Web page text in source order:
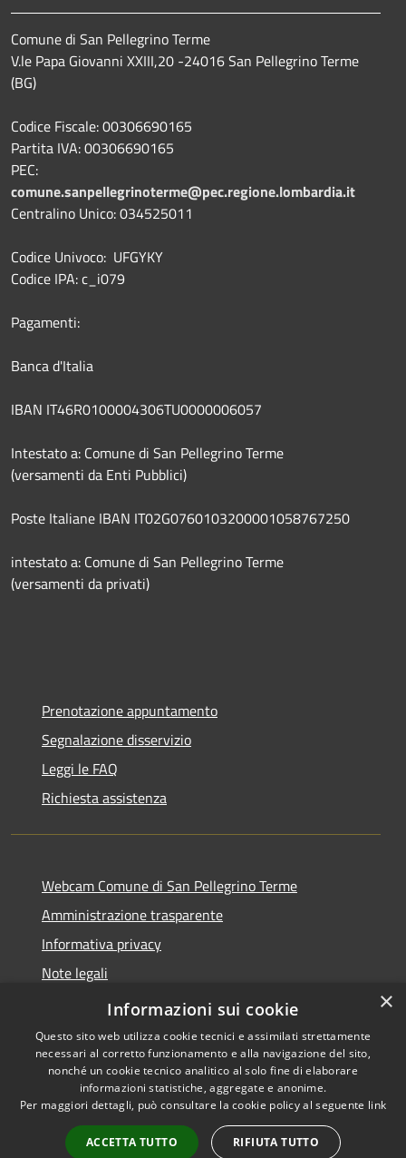
Comune di San Pellegrino Terme
V.le Papa Giovanni XXIII,20 -24016 San Pellegrino Terme
(BG)
Codice Fiscale: 00306690165
Partita IVA: 00306690165
PEC:
comune.sanpellegrinoterme@pec.regione.lombardia.it
Centralino Unico: 034525011
Codice Univoco: UFGYKY
Codice IPA: c_i079
Pagamenti:
Banca d'Italia
IBAN IT46R0100004306TU0000006057
Intestato a: Comune di San Pellegrino Terme
(versamenti da Enti Pubblici)
Poste Italiane IBAN IT02G0760103200001058767250
intestato a: Comune di San Pellegrino Terme
(versamenti da privati)
Prenotazione appuntamento
Segnalazione disservizio
Leggi le FAQ
Richiesta assistenza
Webcam Comune di San Pellegrino Terme
Amministrazione trasparente
Informativa privacy
Note legali
Dichiarazione di accessibilità
Accessibilità
Copyright © 2026 • Comune di
San Pellegrino Terme •
Powered byMunicipium
×
Informazioni sui cookie
Questo sito web utilizza cookie tecnici e assimilati strettamente
necessari al corretto funzionamento e alla navigazione del sito,
nonché un cookie tecnico analitico al solo fine di elaborare
informazioni statistiche, aggregate e anonime.
Per maggiori dettagli, può consultare la cookie policy al seguente link
ACCETTA TUTTO RIFIUTA TUTTO